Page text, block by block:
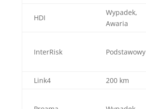
HDI
Wypadek,
Awaria
InterRisk Podstawowy
Link4 200 km